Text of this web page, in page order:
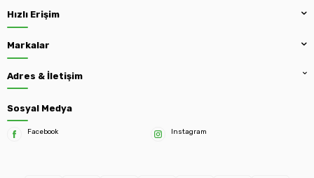
Hızlı Erişim
Markalar
Adres & İletişim
Sosyal Medya
Facebook Instagram